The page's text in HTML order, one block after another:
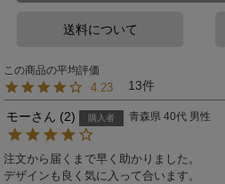
送料について
4.23 13
モー 2 購入者 青森県 40代 男性
注文から届くまで早く助かりました。
デザインも良く気に入って合います。